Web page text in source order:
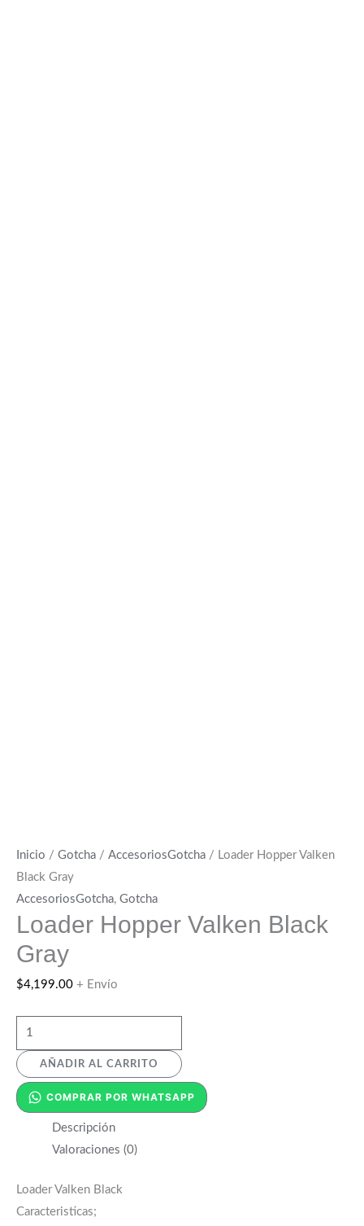
Inicio / Gotcha / AccesoriosGotcha / Loader Hopper Valken
Black Gray
AccesoriosGotcha, Gotcha
Loader Hopper Valken Black
Gray
$4,199.00 + Envío
AÑADIR AL CARRITO
COMPRAR POR WHATSAPP
Descripción
Valoraciones (0)
Loader Valken Black
Caracteristicas;